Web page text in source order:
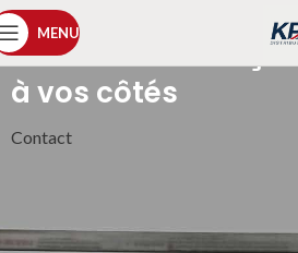
MENU
Une société
à vos côtés
Contact